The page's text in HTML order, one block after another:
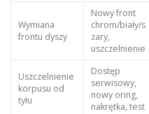
Wymiana
frontu dyszy
Nowy front
chrom/biały/s
zary,
uszczelnienie
Uszczelnienie
korpusu od
tyłu
Dostęp
serwisowy,
nowy oring,
nakrętka, test